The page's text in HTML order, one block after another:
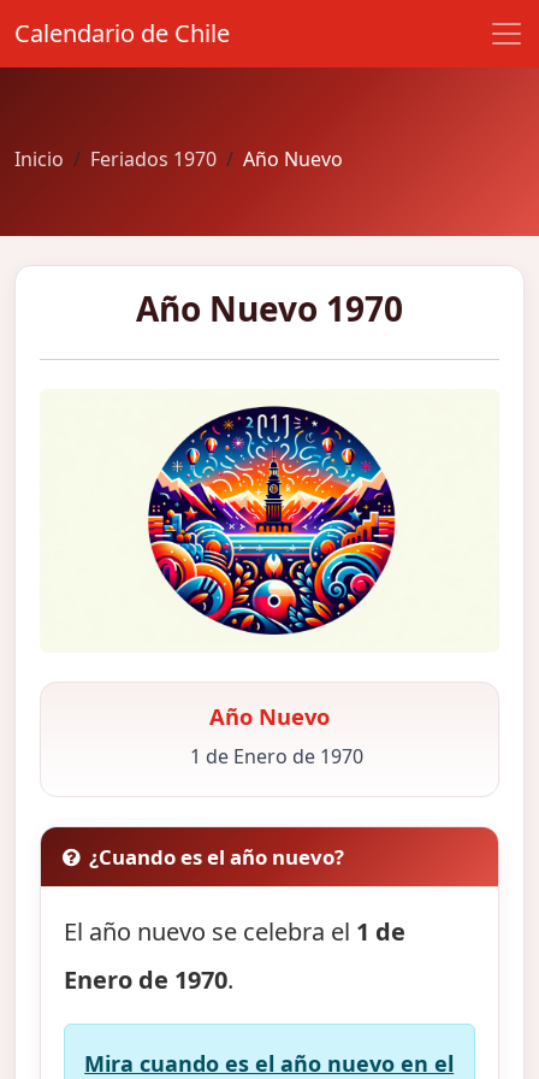
Calendario de Chile
Inicio Feriados 1970 Año Nuevo
Año Nuevo 1970
Año Nuevo
1 de Enero de 1970
¿Cuando es el año nuevo?
El año nuevo se celebra el 1 de
Enero de 1970.
Mira cuando es el año nuevo en el